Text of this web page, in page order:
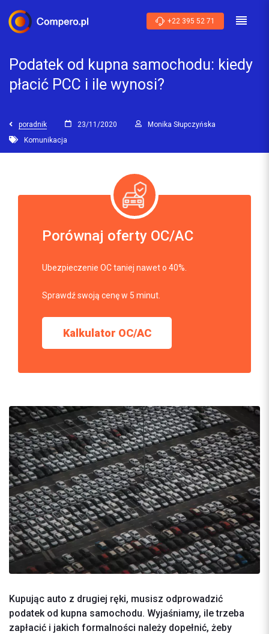
+22 395 52 71
Podatek od kupna samochodu: kiedy
płacić PCC i ile wynosi?
poradnik 23/11/2020
Monika Słupczyńska
Komunikacja
Porównaj oferty OC/AC
Ubezpieczenie OC taniej nawet o 40%.
Sprawdź swoją cenę w 5 minut.
Kalkulator OC/AC
Kupując auto z drugiej ręki, musisz odprowadzić
podatek od kupna samochodu. Wyjaśniamy, ile trzeba
zapłacić i jakich formalności należy dopełnić, żeby